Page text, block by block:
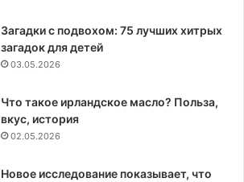
Загадки с подвохом: 75 лучших хитрых
загадок для детей
03.05.2026
Что такое ирландское масло? Польза,
вкус, история
02.05.2026
Новое исследование показывает, что